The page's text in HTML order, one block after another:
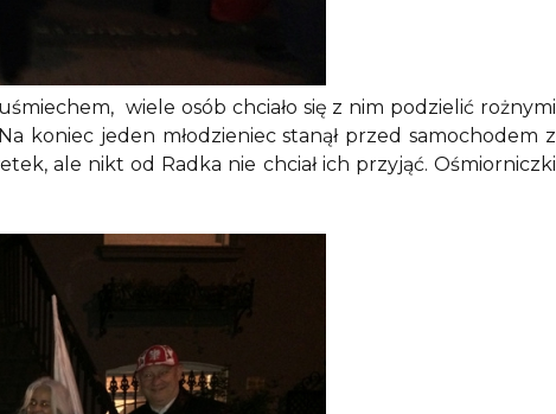
wiele osób chciało się z nim podzielić rożnymi
koniec jeden młodzieniec stanął przed samochodem z
ale nikt od Radka nie chciał ich przyjąć. Ośmiorniczki